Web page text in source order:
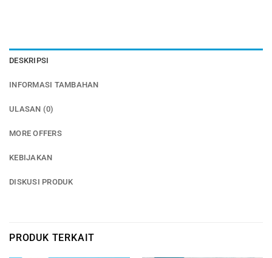
DESKRIPSI
INFORMASI TAMBAHAN
ULASAN (0)
MORE OFFERS
KEBIJAKAN
DISKUSI PRODUK
PRODUK TERKAIT